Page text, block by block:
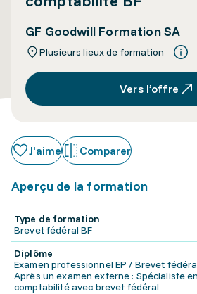
GF Goodwill Formation SA
Plusieurs lieux de formation
Vers l’offre
J'aime Comparer
Aperçu de la formation
Type de formation
Brevet fédéral BF
Diplôme
Examen professionnel EP / Brevet
Après un examen externe : Spécialiste
comptabilité avec brevet fédéral